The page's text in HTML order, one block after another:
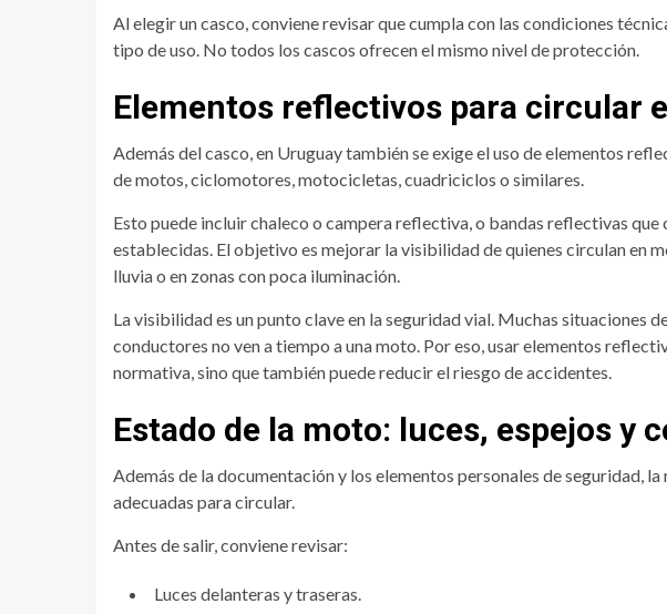
Al elegir un casco, conviene revisar que cumpla con las condiciones
tipo de uso. No todos los cascos ofrecen el mismo nivel de protección.
Elementos reflectivos para circular
Además del casco, en Uruguay también se exige el uso de elementos
de motos, ciclomotores, motocicletas, cuadriciclos o similares.
Esto puede incluir chaleco o campera reflectiva, o bandas reflectivas que
establecidas. El objetivo es mejorar la visibilidad de quienes circulan en
lluvia o en zonas con poca iluminación.
La visibilidad es un punto clave en la seguridad vial. Muchas situaciones
conductores no ven a tiempo a una moto. Por eso, usar elementos
normativa, sino que también puede reducir el riesgo de accidentes.
Estado de la moto: luces, espejos y
Además de la documentación y los elementos personales de seguridad,
adecuadas para circular.
Antes de salir, conviene revisar:
Luces delanteras y traseras.